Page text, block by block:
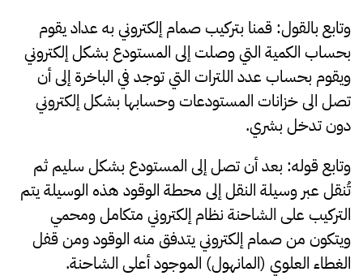
وتابع بالقول: قمنا بتركيب صمام إلكتروني به عداد يقوم
بحساب الكمية التي وصلت إلى المستودع بشكل إلكتروني
ويقوم بحساب عدد اللترات التي توجد في الباخرة إلى أن
تصل الى خزانات المستودعات وحسابها بشكل إلكتروني
دون تدخل بشري.
وتابع قوله: بعد أن تصل إلى المستودع بشكل سليم ثم
تُنقل عبر وسيلة النقل إلى محطة الوقود هذه الوسيلة يتم
التركيب على الشاحنة نظام إلكتروني متكامل ومحمي
ويتكون من صمام إلكتروني يتدفق منه الوقود ومن قفل
الغطاء العلوي (المانهول) الموجود أعلى الشاحنة.